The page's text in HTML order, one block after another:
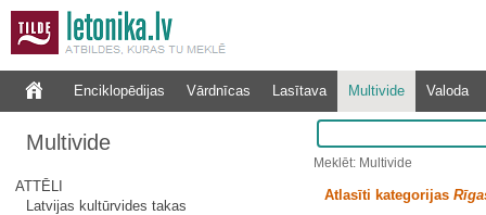
Enciklopēdijas Vārdnīcas Lasītava Multivide Valoda
Multivide
ATTĒLI
Latvijas kultūrvides takas
Meklēt: Multivide
Atlasīti kategorijas